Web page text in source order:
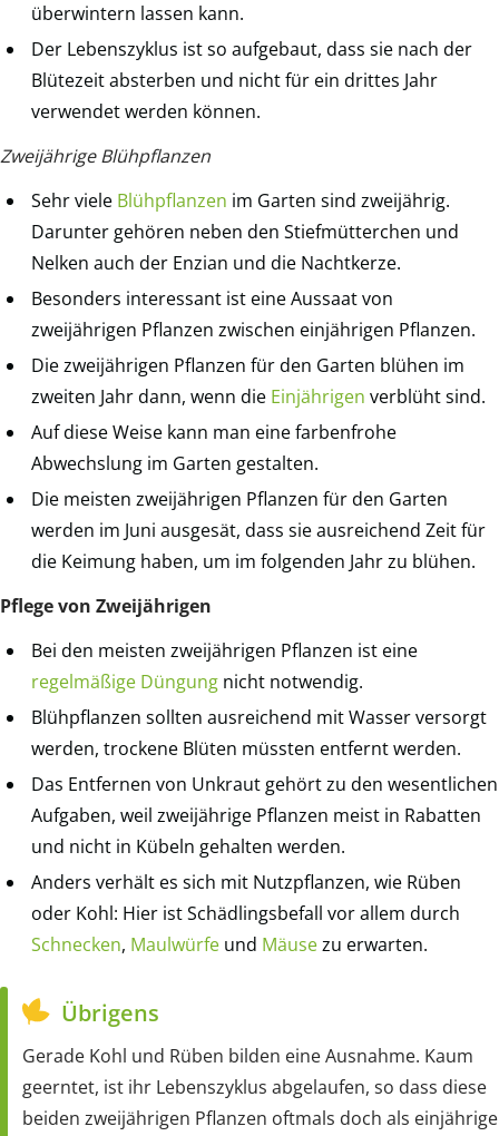
überwintern lassen kann.
Der Lebenszyklus ist so aufgebaut, dass sie nach der
Blütezeit absterben und nicht für ein drittes Jahr
verwendet werden können.
Zweijährige Blühpflanzen
Sehr viele Blühpflanzen im Garten sind zweijährig.
Darunter gehören neben den Stiefmütterchen und
Nelken auch der Enzian und die Nachtkerze.
Besonders interessant ist eine Aussaat von
zweijährigen Pflanzen zwischen einjährigen Pflanzen.
Die zweijährigen Pflanzen für den Garten blühen im
zweiten Jahr dann, wenn die Einjährigen verblüht sind.
Auf diese Weise kann man eine farbenfrohe
Abwechslung im Garten gestalten.
Die meisten zweijährigen Pflanzen für den Garten
werden im Juni ausgesät, dass sie ausreichend Zeit für
die Keimung haben, um im folgenden Jahr zu blühen.
Pflege von Zweijährigen
Bei den meisten zweijährigen Pflanzen ist eine
regelmäßige Düngung nicht notwendig.
Blühpflanzen sollten ausreichend mit Wasser versorgt
werden, trockene Blüten müssten entfernt werden.
Das Entfernen von Unkraut gehört zu den wesentlichen
Aufgaben, weil zweijährige Pflanzen meist in Rabatten
und nicht in Kübeln gehalten werden.
Anders verhält es sich mit Nutzpflanzen, wie Rüben
oder Kohl: Hier ist Schädlingsbefall vor allem durch
Schnecken, Maulwürfe und Mäusezu erwarten.
Übrigens
Gerade Kohl und Rüben bilden eine Ausnahme. Kaum
geerntet, ist ihr Lebenszyklus abgelaufen, so dass diese
beiden zweijährigen Pflanzen oftmals doch als einjährige